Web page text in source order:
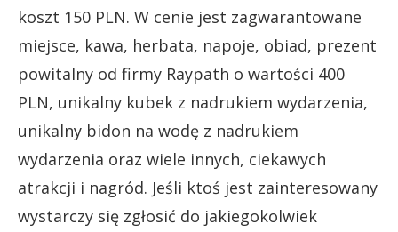
koszt 150 PLN. W cenie jest zagwarantowane
miejsce, kawa, herbata, napoje, obiad, prezent
powitalny od firmy Raypath o wartości 400
PLN, unikalny kubek z nadrukiem wydarzenia,
unikalny bidon na wodę z nadrukiem
wydarzenia oraz wiele innych, ciekawych
atrakcji i nagród. Jeśli ktoś jest zainteresowany
wystarczy się zgłosić do jakiegokolwiek